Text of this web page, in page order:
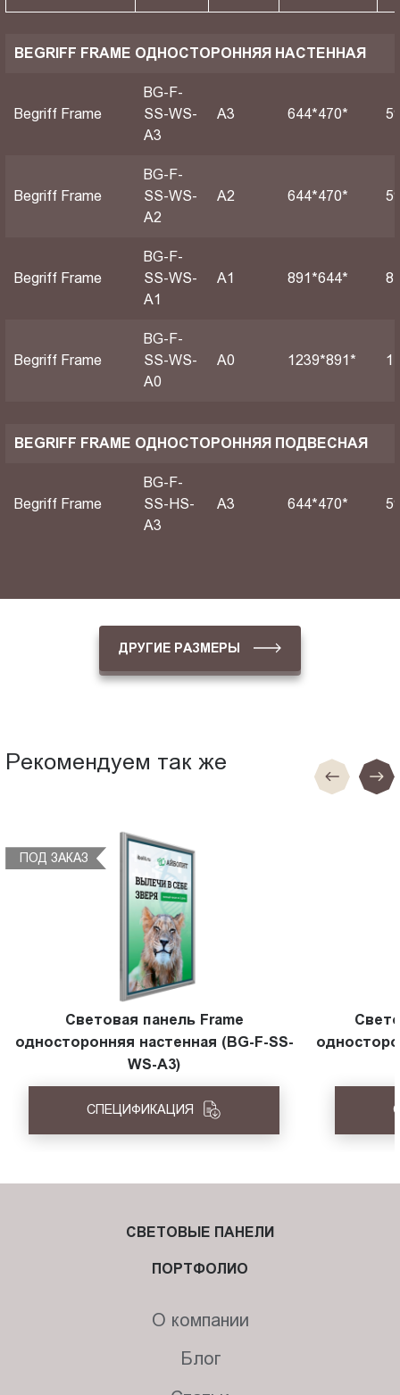
BEGRIFF FRAME ОДНОСТОРОННЯЯ НАСТЕННАЯ
Begriff Frame
BG-F-
SS-WS-
A3
A3 644*470*
Begriff Frame
BG-F-
SS-WS-
A2
A2 644*470*
Begriff Frame
BG-F-
SS-WS-
A1
А1 891*644*
Begriff Frame
BG-F-
SS-WS-
A0
А0 1239*891*
BEGRIFF FRAME ОДНОСТОРОННЯЯ ПОДВЕСНАЯ
Begriff Frame
BG-F-
SS-HS-
A3
A3 644*470*
ДРУГИЕ РАЗМЕРЫ
Рекомендуем так же
ПОД ЗАКАЗ
Световая панель Frame
односторонняя настенная (BG-F-SS-
WS-A3)
СПЕЦИФИКАЦИЯ
СВЕТОВЫЕ ПАНЕЛИ
ПОРТФОЛИО
О компании
Блог